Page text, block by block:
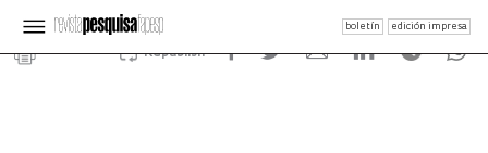
boletín edición impresa
Republish